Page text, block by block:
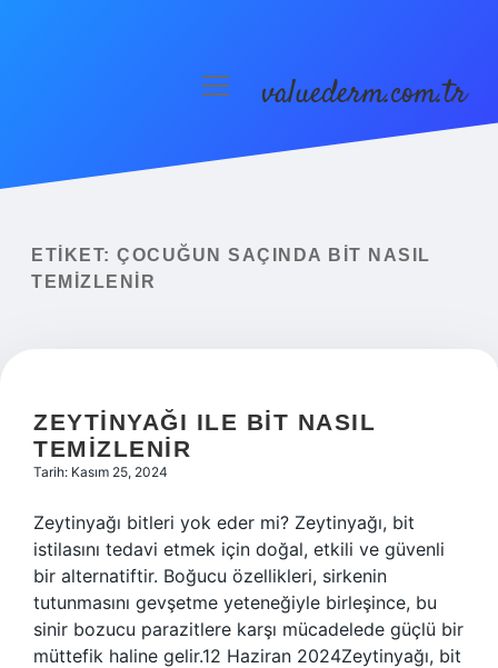
Yasal Uyarı
menüyüvaluederm.com.tr
ETIKET: ÇOCUĞUN SAÇINDA BIT NASIL
TEMIZLENIR
ZEYTINYAĞI ILE BIT NASIL
TEMIZLENIR
Tarih: Kasım 25, 2024
Zeytinyağı bitleri yok eder mi? Zeytinyağı, bit
istilasını tedavi etmek için doğal, etkili ve güvenli
bir alternatiftir. Boğucu özellikleri, sirkenin
tutunmasını gevşetme yeteneğiyle birleşince, bu
sinir bozucu parazitlere karşı mücadelede güçlü bir
müttefik haline gelir.12 Haziran 2024Zeytinyağı, bit